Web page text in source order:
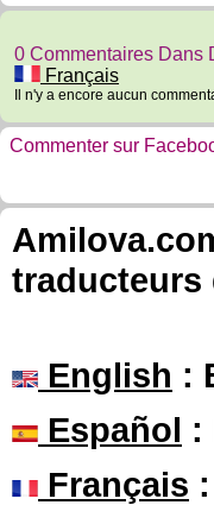
0 Commentaires Dans
Français
Il n'y a encore aucun
Commenter sur
traducteurs
English :
Español :
Français